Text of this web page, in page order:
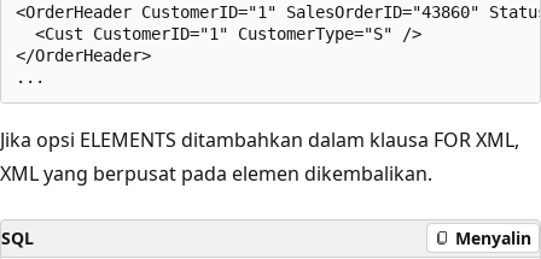
<OrderHeader CustomerID="1" SalesOrderID="43860"
  <Cust CustomerID="1" CustomerType="S" />
</OrderHeader>
Jika opsi ELEMENTS ditambahkan dalam klausa FOR XML,
XML yang berpusat pada elemen dikembalikan.
SQL Menyalin